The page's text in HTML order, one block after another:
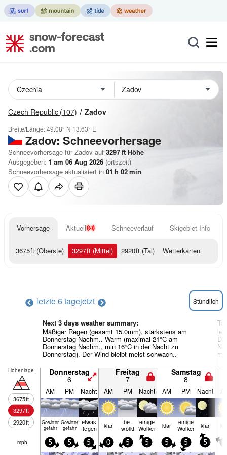
Czech Republic (107) Zadov
Breite/Länge:49.08° N 13.63° E
Zadov: Schneevorhersage
Schneevorhersage für Zadov auf 3297ft Höhe
Ausgegeben: 1 am 06 Aug 2026 (ortszeit)
Schneevorhersage aktualisiert in 01 h 02min
Vorhersage Aktuell Schneeverlauf Skigebiet Info
3675ft (Oberste) 3297ft (Mittel) 2920ft (Tal) Wetterkarten
letzte 6 tagejetzt Stündlich
Next 3 days weather summary:
Mäßiger Regen (gesamt 15.0mm), stärkstens am
Donnerstag Nachm.. Warm (maximal 21°C am
Donnerstag Nachm., min 16°C in der Nacht zu
Donnerstag). Der Wind bleibt meist schwach..
Höhenlage
3675ft
3297ft
2920ft
Donnerstag
6
Freitag
7
Samstag
8
AM PM Nacht AM PM Nacht AM PM Nacht
Gewitter
gefahr
Gewitter
gefahr
etwas
Regen klar be­
wölkt
einige
Wolken klar einige
Wolken klar
mph 5 5 5 0 5 5 5 5 5